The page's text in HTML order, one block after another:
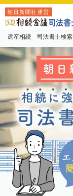
朝日新聞社運営
遺産相続 司法書士検索